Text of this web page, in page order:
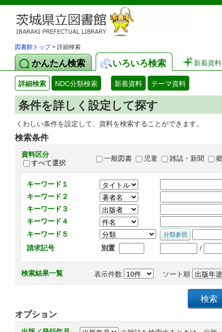
図書館トップ> 詳細検索
かんたん検索 いろいろ検索 新着資料
詳細検索 NDC分類検索 新着資料 テーマ資料
条件を詳しく設定して探す
くわしい条件を設定して、資料を検索することができます。
検索条件
資料区分
すべて選択
一般図書 児童 雑誌・新聞
キーワード１
キーワード２
キーワード３
キーワード４
キーワード５
請求記号
別置 /
検索結果一覧 表示件数 ソート順
オプション